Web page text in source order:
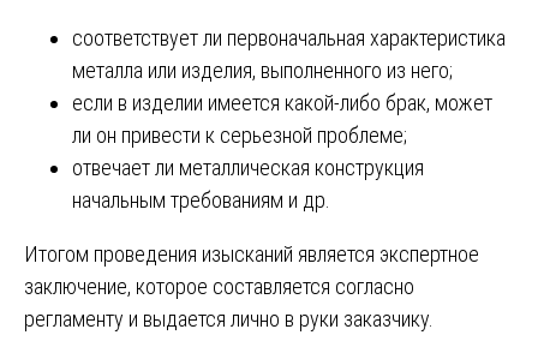
соответствует ли первоначальная характеристика
металла или изделия, выполненного из него;
если в изделии имеется какой-либо брак, может
ли он привести к серьезной проблеме;
отвечает ли металлическая конструкция
начальным требованиям и др.
Итогом проведения изысканий является экспертное
заключение, которое составляется согласно
регламенту и выдается лично в руки заказчику.